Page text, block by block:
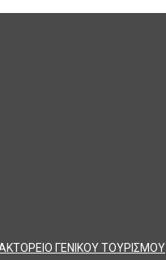
ΓΕΝΙΚΟΥ ΤΟΥΡΙΣΜΟΥ